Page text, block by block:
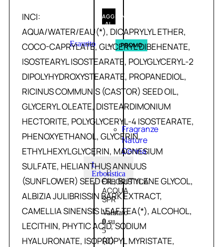
AGGIUNGI
AL
CARRELLO
Esaurito PROMO
Fragranze
Nature
Donna
L
Erboristica
L’
ERBORISTICA
ACQUA
SPR
Valutato
0su
5
(0)
INCI:
AQUA/WATER/EAU(*), DICAPRYLYL ETHER,
COCO-CAPRYLATE, GLYCERYL DIBEHENATE,
ISOSTEARYL ISOSTEARATE, POLYGLYCERYL-2
DIPOLYHYDROXYSTEARATE, PROPANEDIOL,
RICINUS COMMUNIS (CASTOR) SEED OIL,
GLYCERYL OLEATE, DISTEARDIMONIUM
HECTORITE, POLYGLYCERYL-4 ISOSTEARATE,
PHENOXYETHANOL, GLYCERIN,
ETHYLHEXYLGLYCERIN, MAGNESIUM
SULFATE, HELIANTHUS ANNUUS
(SUNFLOWER) SEED OIL, BUTYLENE GLYCOL,
ALBIZIA JULIBRISSIN BARK EXTRACT,
CAMELLIA SINENSIS LEAF TEA(*), ALCOHOL,
LECITHIN, PHYTIC ACID, SODIUM
HYALURONATE, ISOPROPYL MYRISTATE,